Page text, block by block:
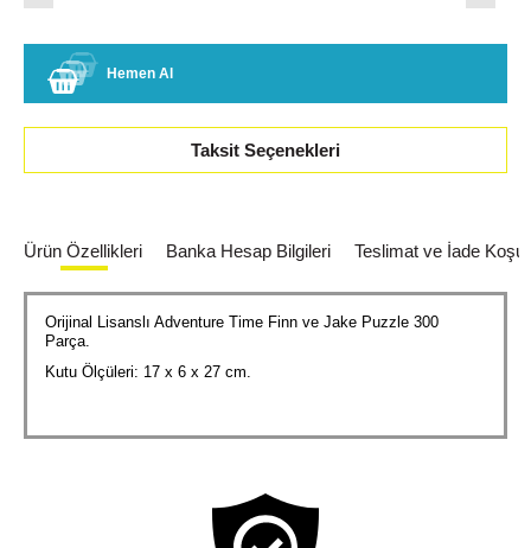
Hemen Al
Taksit Seçenekleri
Ürün Özellikleri Banka Hesap Bilgileri Teslimat ve İade
Orijinal Lisanslı Adventure Time Finn ve Jake Puzzle 300
Parça.
Kutu Ölçüleri: 17 x 6 x 27 cm.